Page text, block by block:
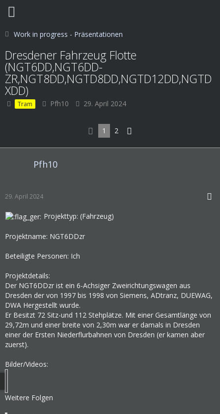
Work in progress - Präsentationen
Dresdener Fahrzeug Flotte
(NGT6DD,NGT6DD-
ZR,NGT8DD,NGTD8DD,NGTD12DD,NGTD
XDD)
Tram Pfh10 29. April 2024
1 2
Pfh10
29. April 2024
Projekttyp: (Fahrzeug)
Projektname: NGT6DDzr
Beteiligte Personen: Ich
Projektdetails:
Der NGT6DDzr ist ein 6-Achsiger Zweirichtungswagen aus
Dresden der von 1997 bis 1998 von Siemens, ADtranz, DUEWAG,
DWA Hergestellt wurde.
Er Besitzt 72 Sitz-und 112 Stehplätze. Mit einer Gesamtlänge von
29,72m und einer breite von 2,30m war er damals in Dresden
einer der Ersten Niederflurbahnen von Dresden (er kamen aber
zuerst).
Bilder/Videos:
Weitere Folgen